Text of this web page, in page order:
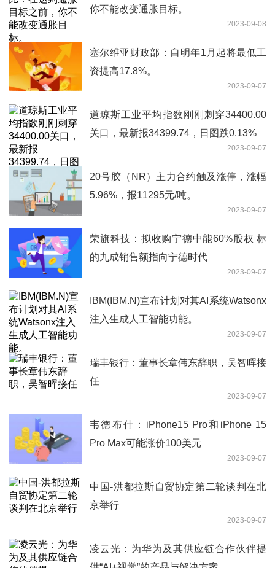
你不能改变通胀目标。
2023-09-08
塞尔维亚财政部：自明年1月起将最低工
资提高17.8%。
2023-09-07
道琼斯工业平均指数刚刚刺穿34400.00
关口，最新报34399.74，日图跌0.13%
2023-09-07
20号胶（NR）主力合约触及涨停，涨幅
5.96%，报11295元/吨。
2023-09-07
荣旗科技：拟收购宁德中能60%股权 标
的九成销售额指向宁德时代
2023-09-07
IBM(IBM.N)宣布计划对其AI系统Watsonx
注入生成人工智能功能。
2023-09-07
瑞丰银行：董事长章伟东辞职，吴智晖接
任
2023-09-07
韦德布什：iPhone15 Pro和iPhone 15
Pro Max可能涨价100美元
2023-09-07
中国-洪都拉斯自贸协定第二轮谈判在北
京举行
2023-09-07
凌云光：为华为及其供应链合作伙伴提